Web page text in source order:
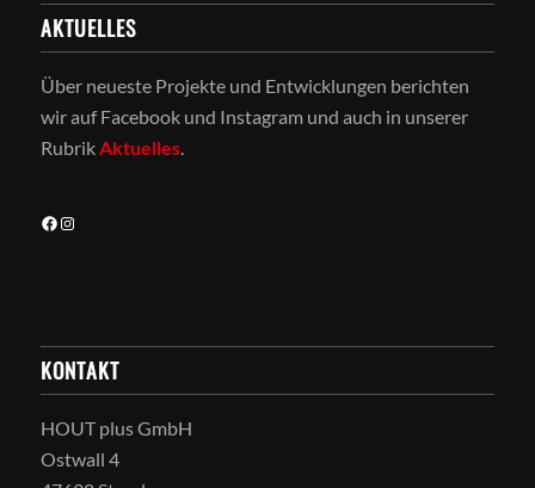
AKTUELLES
Über neueste Projekte und Entwicklungen berichten
wir auf Facebook und Instagram und auch in unserer
Rubrik Aktuelles.
Facebook
Instagram
KONTAKT
HOUT plus GmbH
Ostwall 4